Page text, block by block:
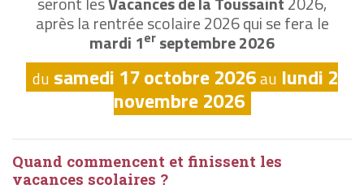
après la rentrée scolaire 2026 qui se fera le
mardi 1er septembre 2026
du samedi 17 octobre 2026au lundi 2
novembre 2026
Quand commencent et finissent les
vacances scolaires ?